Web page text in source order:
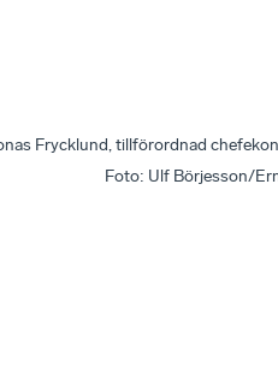
Frycklund, tillförordnad
Foto: Ulf Börjesson/